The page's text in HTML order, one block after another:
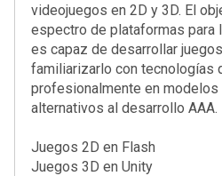
videojuegos en 2D y 3D. El
espectro de plataformas para
es capaz de desarrollar
familiarizarlo con tecnologías
profesionalmente en modelos
alternativos al desarrollo AAA.
Juegos 2D en Flash
Juegos 3D en Unity